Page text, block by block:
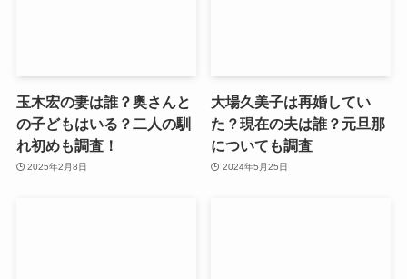
玉木宏の妻は誰？奥さんと
の子どもはいる？二人の馴
れ初めも調査！
2025年2月8日
大場久美子は再婚してい
た？現在の夫は誰？元旦那
についても調査
2024年5月25日